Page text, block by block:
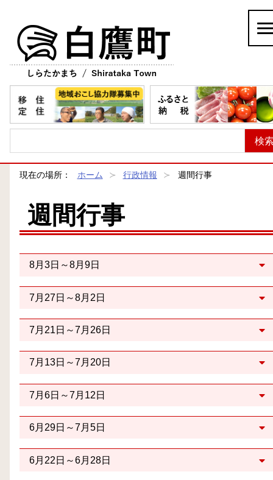
現在の場所： ホーム 行政情報 週間行事
週間行事
8月3日～8月9日
7月27日～8月2日
7月21日～7月26日
7月13日～7月20日
7月6日～7月12日
6月29日～7月5日
6月22日～6月28日